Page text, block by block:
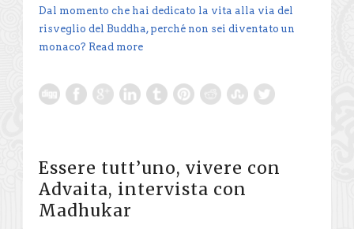
Dal momento che hai dedicato la vita alla via del
risveglio del Buddha, perché non sei diventato un
monaco? Read more
Essere tutt’uno, vivere con
Advaita, intervista con
Madhukar